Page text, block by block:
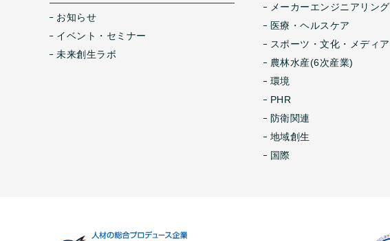
お知らせ
イベント・セミナー
未来創生ラボ
メーカーエンジニアリング
医療・ヘルスケア
スポーツ・文化・メディア
農林水産(6次産業)
環境
PHR
防衛関連
地域創生
国際